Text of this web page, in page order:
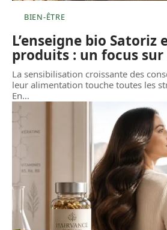
BIEN-ÊTRE
L’enseigne bio Satoriz
produits : un focus
La sensibilisation croissante des
leur alimentation touche toutes les
En…